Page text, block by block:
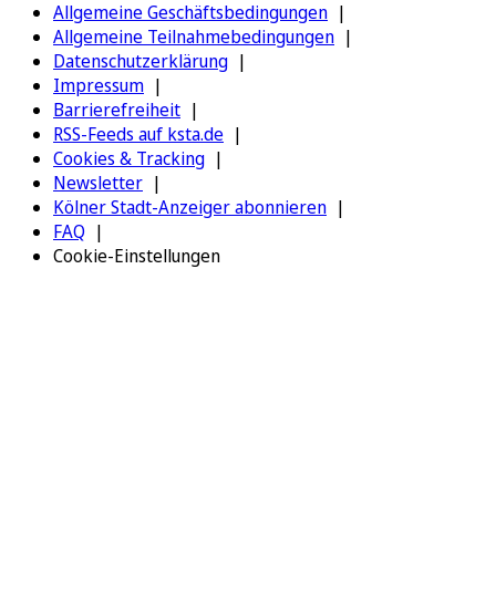
Allgemeine Geschäftsbedingungen
Allgemeine Teilnahmebedingungen
Datenschutzerklärung
Impressum
Barrierefreiheit
RSS-Feeds auf ksta.de
Cookies & Tracking
Newsletter
Kölner Stadt-Anzeiger abonnieren
FAQ
Cookie-Einstellungen